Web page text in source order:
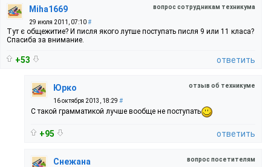
вопрос сотрудникам техникума
Miha1669
29 июля 2011, 07:10#
Тут є общежитие? И писля якого лутше поступать писля 9 или 11 класа?
Спасиба за внимание.
+53 ответить
отзыв об техникуме
Юрко
16 октября 2013, 18:29 #
С такой грамматикой лучше вообще не поступать
+95 ответить
вопрос посетителям
Снежана